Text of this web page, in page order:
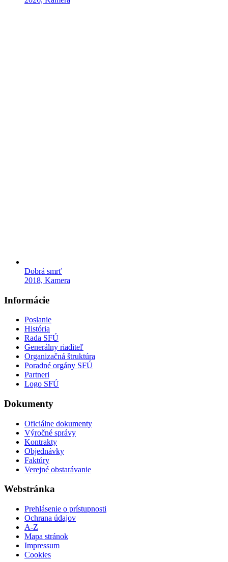
Dobrá smrť
2018, Kamera
Informácie
Poslanie
História
Rada SFÚ
Generálny riaditeľ
Organizačná štruktúra
Poradné orgány SFÚ
Partneri
Logo SFÚ
Dokumenty
Oficiálne dokumenty
Výročné správy
Kontrakty
Objednávky
Faktúry
Verejné obstarávanie
Webstránka
Prehlásenie o prístupnosti
Ochrana údajov
A-Z
Mapa stránok
Impressum
Cookies